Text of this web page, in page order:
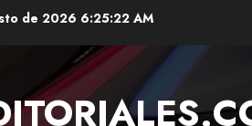
de 2026 6:25:22 AM